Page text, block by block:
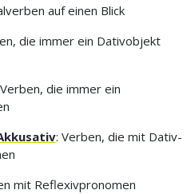
auf einen Blick
die immer ein Dativobjekt
die immer ein
: Verben, die mit Dativ-
mit Reflexivpronomen